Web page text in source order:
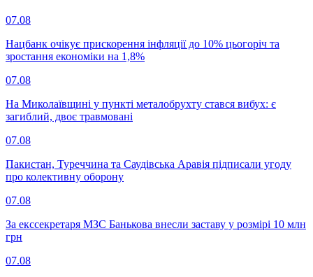
07.08
Нацбанк очікує прискорення інфляції до 10% цьогоріч та
зростання економіки на 1,8%
07.08
На Миколаївщині у пункті металобрухту стався вибух: є
загиблий, двоє травмовані
07.08
Пакистан, Туреччина та Саудівська Аравія підписали угоду
про колективну оборону
07.08
За екссекретаря МЗС Банькова внесли заставу у розмірі 10 млн
грн
07.08